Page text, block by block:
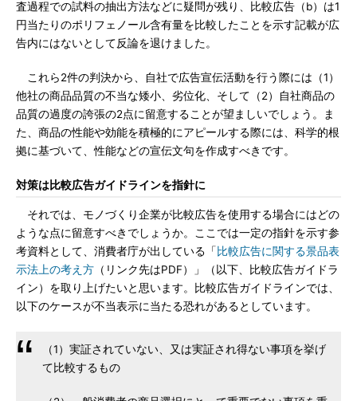
査過程での試料の抽出方法などに疑問が残り、比較広告（b）は1
円当たりのポリフェノール含有量を比較したことを示す記載が広
告内にはないとして反論を退けました。
これら2件の判決から、自社で広告宣伝活動を行う際には（1）
他社の商品品質の不当な矮小、劣位化、そして（2）自社商品の
品質の過度の誇張の2点に留意することが望ましいでしょう。ま
た、商品の性能や効能を積極的にアピールする際には、科学的根
拠に基づいて、性能などの宣伝文句を作成すべきです。
対策は比較広告ガイドラインを指針に
それでは、モノづくり企業が比較広告を使用する場合にはどの
ような点に留意すべきでしょうか。ここでは一定の指針を示す参
考資料として、消費者庁が出している「 比較広告に関する景品表
示法上の考え方 （リンク先はPDF）」（以下、比較広告ガイドラ
イン）を取り上げたいと思います。比較広告ガイドラインでは、
以下のケースが不当表示に当たる恐れがあるとしています。
（1）実証されていない、又は実証され得ない事項を挙げ
て比較するもの